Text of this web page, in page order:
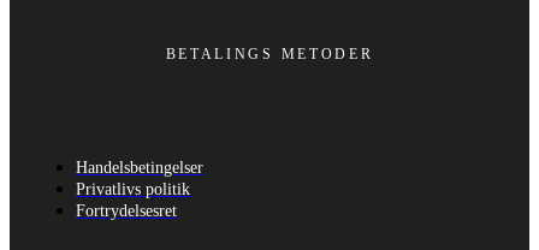
BETALINGS METODER
Handelsbetingelser
Privatlivs politik
Fortrydelsesret